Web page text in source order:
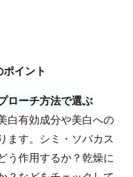
イント
ローチ方法で選ぶ
白有効成分や美白への
ます。シミ・ソバカス
う作用するか？乾燥に